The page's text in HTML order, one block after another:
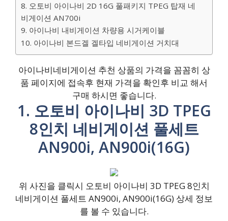
8. 오토비 아이나비 2D 16G 풀패키지 TPEG 탑재 네
비게이션 AN700i
9. 아이나비 내비게이션 차량용 시거케이블
10. 아이나비 본드겔 겔타입 네비게이션 거치대
아이나비네비게이션 추천 상품의 가격을 꼼꼼히 상
품 페이지에 접속후 현재 가격을 확인후 비교 해서
구매 하시면 좋습니다.
1. 오토비 아이나비 3D TPEG
8인치 네비게이션 풀세트
AN900i, AN900i(16G)
위 사진을 클릭시 오토비 아이나비 3D TPEG 8인치
네비게이션 풀세트 AN900i, AN900i(16G) 상세 정보
를 볼 수 있습니다.